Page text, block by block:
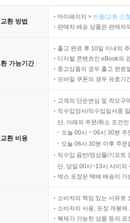
환 방법
마이페이지 > 반품/교환 신
판매자 배송 상품은 판매자
가능기간
출고 완료 후 10일 이내의
디지털 콘텐츠인 eBook의
중고상품의 경우 출고 완료
모바일 쿠폰의 경우 유효기
환 비용
고객의 단순변심 및 착오구
직수입양서/직수입일서중
단, 아래의 주문/취소 조건
오늘 00시 ~ 06시 30분
오늘 06시 30분 이후 주
직수입 음반/영상물/기프트
단, 당일 00시~13시 사이의
박스 포장은 택배 배송이
소비자의 책임 있는 사유로
소비자의 사용, 포장 개봉
복제가 가능한 상품 등의